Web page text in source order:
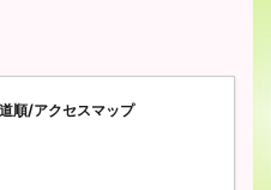
順/アクセスマップ